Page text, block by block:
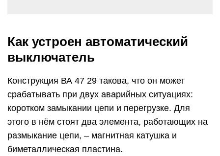
Как устроен автоматический
выключатель
Конструкция ВА 47 29 такова, что он может
срабатывать при двух аварийных ситуациях:
коротком замыкании цепи и перегрузке. Для
этого в нём стоят два элемента, работающих на
размыкание цепи, – магнитная катушка и
биметаллическая пластина.